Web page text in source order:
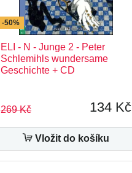
-50%
ELI - N - Junge 2 - Peter
Schlemihls wundersame
Geschichte + CD
269 Kč 134 Kč
Vložit do košíku